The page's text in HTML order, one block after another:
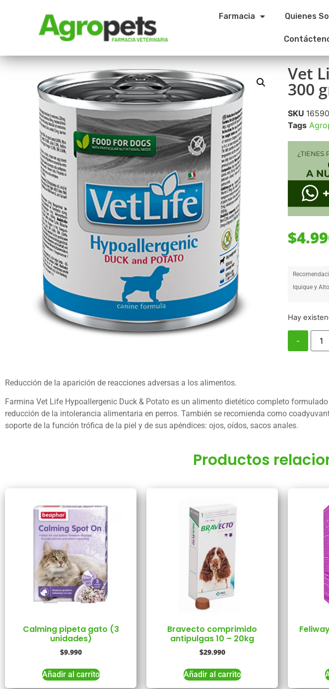
Farmacia Quienes
Vet
300
SKU
Tags
$
Iquique y
Hay
-
Reducción de la aparición de reacciones adversas a los alimentos.
Farmina Vet Life Hypoallergenic Duck & Potato es un alimento dietético completo
reducción de la intolerancia alimentaria en perros. También se recomienda como
soporte de la función trófica de la piel y de sus apéndices: ojos, oídos, sacos anales.
Productos
Calming pipeta gato (3
unidades)
$9.990
Añadir al carrito
Bravecto comprimido
antipulgas 10 – 20kg
$29.990
Añadir al carrito